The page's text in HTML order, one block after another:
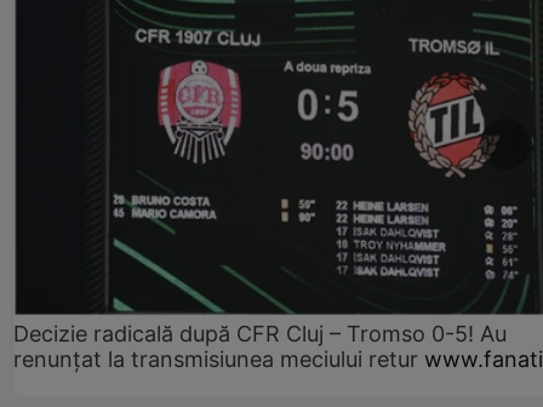
Decizie radicală după CFR Cluj – Tromso 0-5! Au
renunțat la transmisiunea meciului retur